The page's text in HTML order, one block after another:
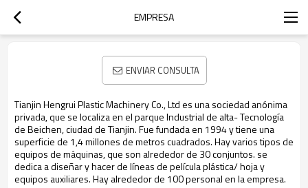
EMPRESA
ENVIAR CONSULTA
Tianjin Hengrui Plastic Machinery Co., Ltd es una sociedad anónima
privada, que se localiza enel parqueIndustrialde alta-Tecnología
deBeichen, ciudad de Tianjin. Fue fundada en 1994 y tiene una
superficie de 1,4 millones de metros cuadrados. Hay varios tipos de
equipos de máquinas, que son alrededor de 30 conjuntos. se
dedica a diseñar y hacer de líneas de película plástica/ hoja y
equipos auxiliares. Hay alrededor de 100 personal en la empresa.